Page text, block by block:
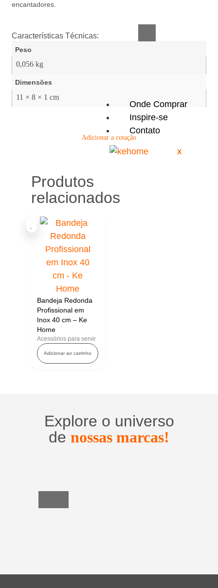
Onde Comprar
Inspire-se
Contato
X
encantadores.
Características Técnicas:
Peso
0,056 kg
Dimensões
11 × 8 × 1 cm
Adicionar a cotação
Produtos
relacionados
Bandeja Redonda
Profissional em
Inox 40 cm – Ke
Home
Acessórios para servir
Adicionar ao carrinho
Explore o universo
de nossas marcas!